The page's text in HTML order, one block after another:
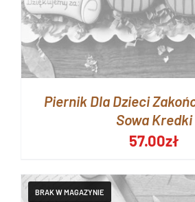
Piernik Dla Dzieci
Sowa Kredki
57.00zł